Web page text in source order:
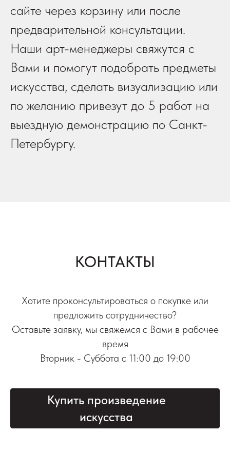
сайте через корзину или после
предварительной консультации.
Наши арт-менеджеры свяжутся с
Вами и помогут подобрать предметы
искусства, сделать визуализацию или
по желанию привезут до 5 работ на
выездную демонстрацию по Санкт-
Петербургу.
КОНТАКТЫ
Хотите проконсультироваться о покупке или
предложить сотрудничество?
Оставьте заявку, мы свяжемся с Вами в рабочее
время
Вторник - Суббота с 11:00 до 19:00
Купить произведение
искусства